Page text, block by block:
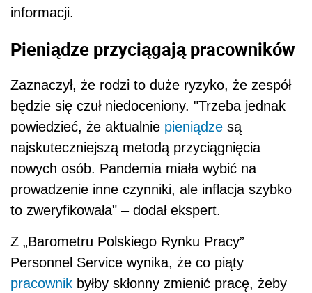
informacji.
Pieniądze przyciągają pracowników
Zaznaczył, że rodzi to duże ryzyko, że zespół
będzie się czuł niedoceniony. "Trzeba jednak
powiedzieć, że aktualnie pieniądze są
najskuteczniejszą metodą przyciągnięcia
nowych osób. Pandemia miała wybić na
prowadzenie inne czynniki, ale inflacja szybko
to zweryfikowała" – dodał ekspert.
Z „Barometru Polskiego Rynku Pracy”
Personnel Service wynika, że co piąty
pracownik byłby skłonny zmienić pracę, żeby